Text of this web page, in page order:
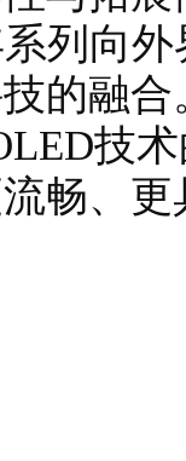
列向
的融
技
畅、